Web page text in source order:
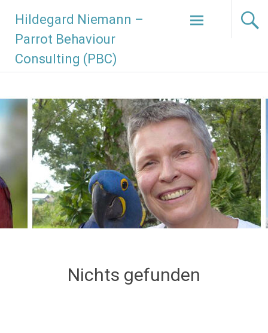
Inhalt
springen
Hildegard Niemann –
Parrot Behaviour
Consulting (PBC)
Nichts gefunden